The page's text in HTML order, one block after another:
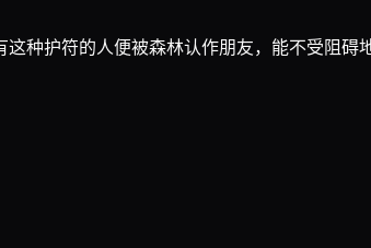
种护符的人便被森林认作朋友，能不受阻碍